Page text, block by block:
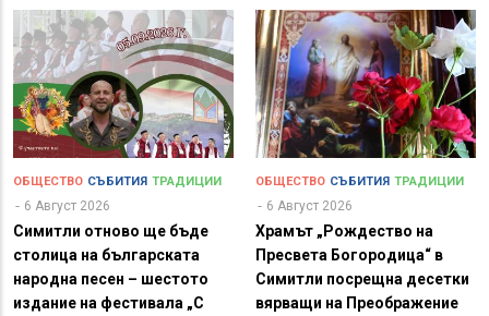
ОБЩЕСТВО СЪБИТИЯ ТРАДИЦИИ
6 Август 2026
Симитли отново ще бъде
столица на българската
народна песен – шестото
издание на фестивала „С
ОБЩЕСТВО СЪБИТИЯ ТРАДИЦИИ
6 Август 2026
Храмът „Рождество на
Пресвета Богородица“ в
Симитли посрещна десетки
вярващи на Преображение